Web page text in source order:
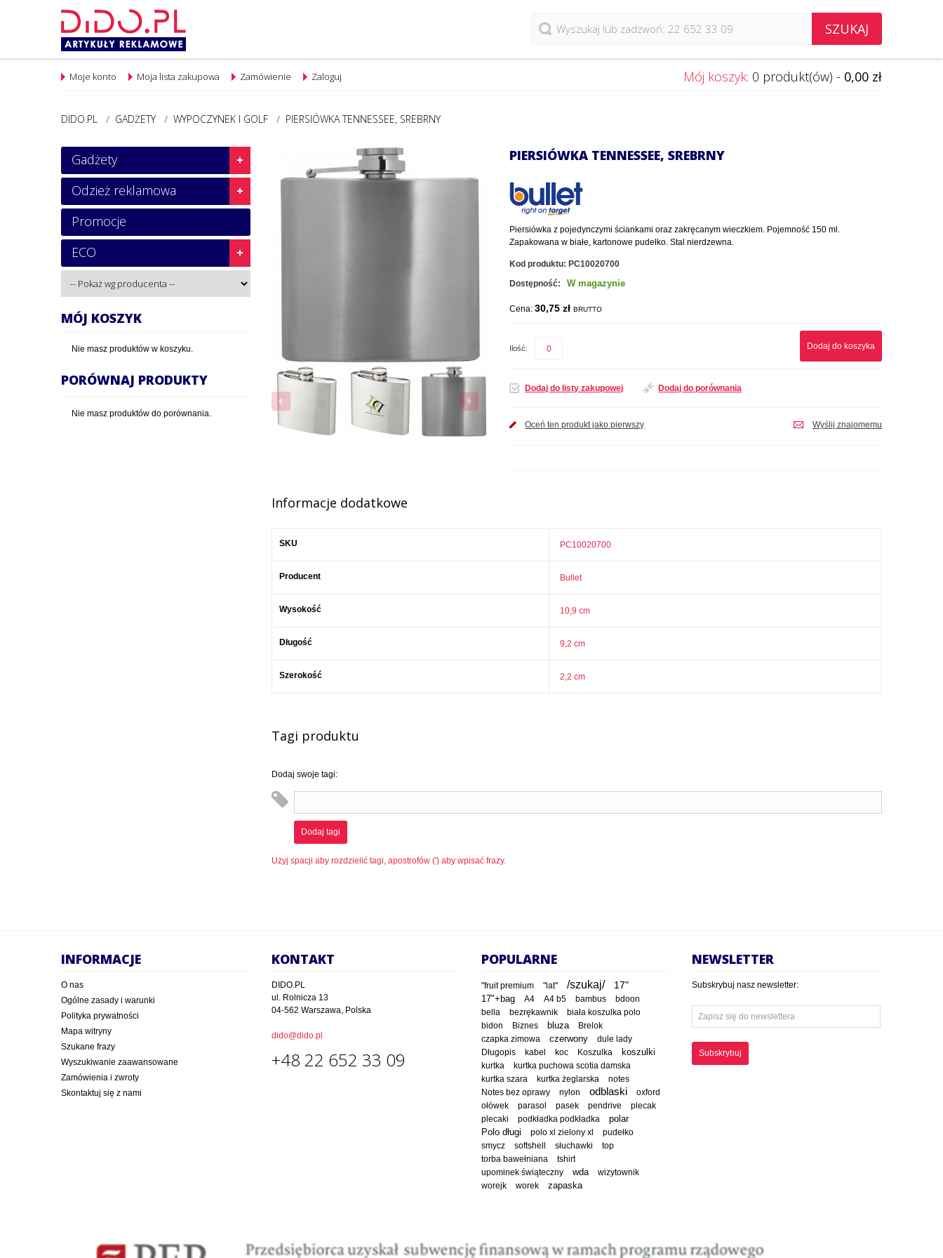
SZUKAJ
Mój koszyk: 0 produkt(ów) - 0,00 zł
Zaloguj
Moje konto Moja lista zakupowa Zamówienie
DIDO.PL / GADŻETY / WYPOCZYNEK I GOLF / PIERSIÓWKA TENNESSEE, SREBRNY
PIERSIÓWKA TENNESSEE, SREBRNY
Piersiówka z pojedynczymi ściankami oraz zakręcanym wieczkiem. Pojemność 150 ml.
Zapakowana w białe, kartonowe pudełko. Stal nierdzewna.
Kod produktu: PC10020700
Dostępność:
W magazynie
Cena:30,75 złBRUTTO
Ilość: Dodaj do koszyka
Dodaj do listy zakupowej Dodaj do porównania
Oceń ten produkt jako pierwszy Wyślij znajomemu
Informacje dodatkowe
SKU PC10020700
Producent Bullet
Wysokość 10,9 cm
Długość 9,2 cm
Szerokość 2,2 cm
Tagi produktu
Dodaj swoje tagi:
Dodaj tagi
Użyj spacji aby rozdzielić tagi, apostrofów (') aby wpisać frazy.
Gadżety
Odzież reklamowa
Promocje
ECO
MÓJ KOSZYK
Nie masz produktów w koszyku.
PORÓWNAJ PRODUKTY
Nie masz produktów do porównania.
INFORMACJE
O nas
Ogólne zasady i warunki
Polityka prywatności
Mapa witryny
Szukane frazy
Wyszukiwanie zaawansowane
Zamówienia i zwroty
Skontaktuj się z nami
KONTAKT
DIDO.PL
ul. Rolnicza 13
04-562 Warszawa, Polska
dido@dido.pl
+48 22 652 33 09
POPULARNE
"fruit premium "lat" /szukaj/ 17"
17"+bag A4 A4 b5 bambus bdoon
bella bezrękawnik
biała koszulka polo
bidon
Biznes bluza
Brelok
czapka zimowa
czerwony
dule lady
Długopis
kabel koc Koszulka
koszulki
kurtka
kurtka puchowa scotia damska
kurtka szara
kurtka żeglarska notes
Notes bez oprawy nylon odblaski
oxford
ołówek
parasol pasek pendrive
plecak
plecaki
podkładka podkładka
polar
Polo długi
polo xl zielony xl pudełko
smycz softshell słuchawki
top
torba bawełniana
tshirt
upominek świąteczny
wda
wizytownik
worejk
worek zapaska
NEWSLETTER
Subskrybuj nasz newsletter:
Subskrybuj